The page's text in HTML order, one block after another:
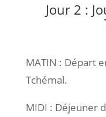
Jour 2 :
MATIN : Départ
Tchémal.
MIDI : Déjeuner